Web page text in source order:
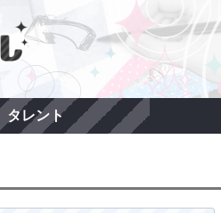
タレント